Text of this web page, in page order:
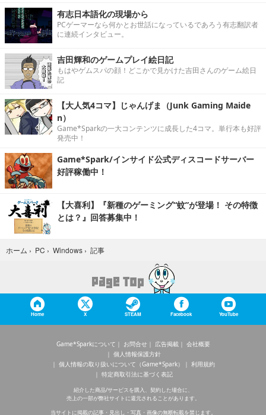
有志日本語化の現場から
PCゲーマーなら何かとお世話になっているであろう有志翻訳者
に連続インタビュー。
吉田輝和のゲームプレイ絵日記
もはやゲムスパの顔！どこかで見かけた吉田さんのゲーム絵日
記
【大人気4コマ】じゃんげま（Junk Gaming Maide
n）
Game*Sparkの一大コンテンツに成長した4コマ。単行本も好評
発売中！
Game*Spark/インサイド公式ディスコードサーバー
好評稼働中！
【大喜利】『新種のゲーミング“蚊”が登場！ その特徴
とは？』回答募集中！
ホーム › PC › Windows › 記事
Home X STEAM Facebook YouTube
Game*Sparkについて お問合せ 広告掲載
会社概要
個人情報保護方針
個人情報の取り扱いについて（Game*Spark）
利用規約
特定商取引法に基づく表記
紹介した商品/サービスを購入、契約した場合に、
売上の一部が弊社サイトに還元されることがあります。
当サイトに掲載の記事・見出し・写真・画像の無断転載を禁じます。